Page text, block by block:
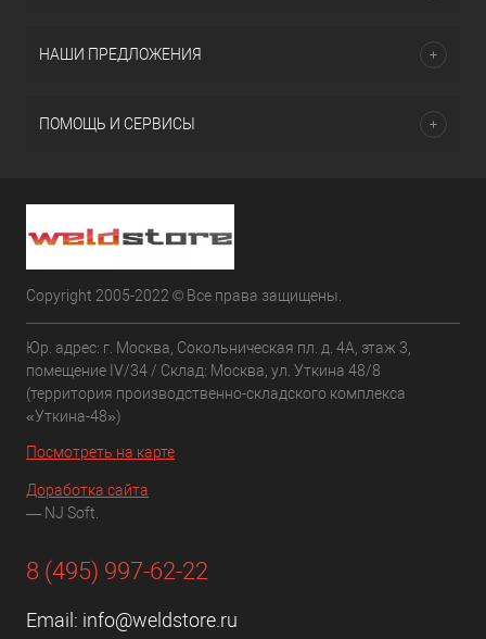
НАШИ ПРЕДЛОЖЕНИЯ
ПОМОЩЬ И СЕРВИСЫ
Copyright 2005-2022 © Все права защищены.
Юр. адрес: г. Москва, Сокольническая пл. д. 4А, этаж 3,
помещение IV/34 / Склад: Москва, ул. Уткина 48/8
(территория производственно-складского комплекса
«Уткина-48»)
Посмотреть на карте
Доработка сайта
— NJ Soft.
8 (495) 997-62-22
Email: info@weldstore.ru